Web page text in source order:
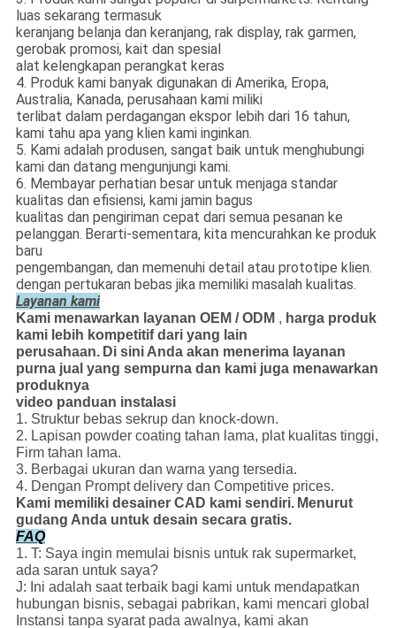
luas sekarang termasuk
keranjang belanja dan keranjang, rak display, rak garmen,
gerobak promosi, kait dan spesial
alat kelengkapan perangkat keras
4. Produk kami banyak digunakan di Amerika, Eropa,
Australia, Kanada, perusahaan kami miliki
terlibat dalam perdagangan ekspor lebih dari 16 tahun,
kami tahu apa yang klien kami inginkan.
5. Kami adalah produsen, sangat baik untuk menghubungi
kami dan datang mengunjungi kami.
6. Membayar perhatian besar untuk menjaga standar
kualitas dan efisiensi, kami jamin bagus
kualitas dan pengiriman cepat dari semua pesanan ke
pelanggan. Berarti-sementara, kita mencurahkan ke produk
baru
pengembangan, dan memenuhi detail atau prototipe klien.
dengan pertukaran bebas jika memiliki masalah kualitas.
Layanan kami
Kami menawarkan layanan OEM / ODM , harga produk
kami lebih kompetitif dari yang lain
perusahaan. Di sini Anda akan menerima layanan
purna jual yang sempurna dan kami juga menawarkan
produknya
video panduan instalasi
1. Struktur bebas sekrup dan knock-down.
2. Lapisan powder coating tahan lama, plat kualitas tinggi,
Firm tahan lama.
3. Berbagai ukuran dan warna yang tersedia.
4. Dengan Prompt delivery dan Competitive prices.
Kami memiliki desainer CAD kami sendiri. Menurut
gudang Anda untuk desain secara gratis.
FAQ
1. T: Saya ingin memulai bisnis untuk rak supermarket,
ada saran untuk saya?
J: Ini adalah saat terbaik bagi kami untuk mendapatkan
hubungan bisnis, sebagai pabrikan, kami mencari global
Instansi tanpa syarat pada awalnya, kami akan